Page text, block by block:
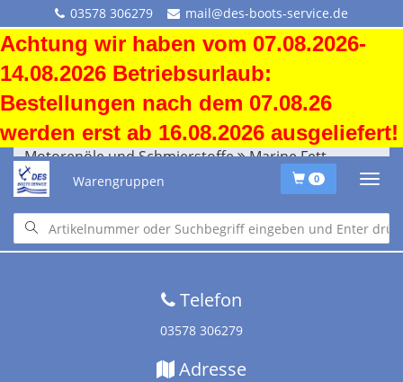
03578 306279 mail@des-boots-service.de
Achtung wir haben vom 07.08.2026-
14.08.2026 Betriebsurlaub:
Bestellungen nach dem 07.08.26
werden erst ab 16.08.2026 ausgeliefert!
Warengruppen 0
Motorenöle und Schmierstoffe Marine Fett
Startseite•Downloads•Versandkosten•
Impressum•Altölentsorgung
Telefon
03578 306279
Adresse